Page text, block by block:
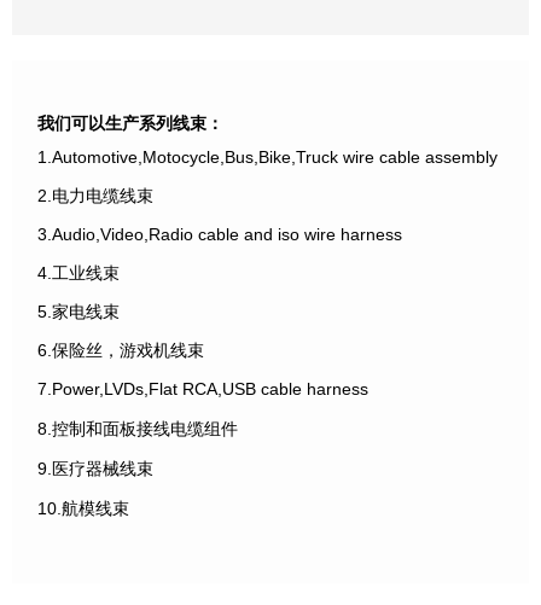
我们可以生产系列线束：
1.Automotive,Motocycle,Bus,Bike,Truck wire cable assembly
2.电力电缆线束
3.Audio,Video,Radio cable and iso wire harness
4.工业线束
5.家电线束
6.保险丝，游戏机线束
7.Power,LVDs,Flat RCA,USB cable harness
8.控制和面板接线电缆组件
9.医疗器械线束
10.航模线束